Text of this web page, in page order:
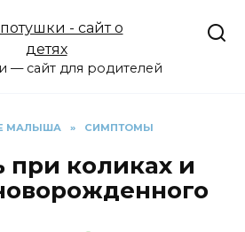
— сайт для родителей
МАЛЫША » СИМПТОМЫ
при коликах и